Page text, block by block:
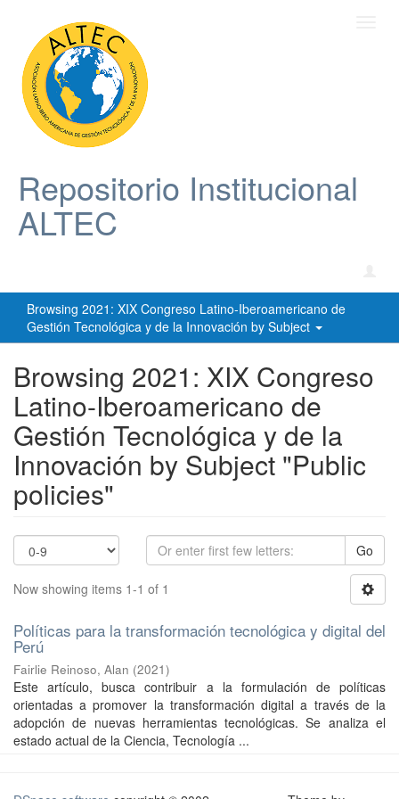
Repositorio Institucional
ALTEC
Browsing 2021: XIX Congreso Latino-Iberoamericano de
Gestión Tecnológica y de la Innovación by Subject
Browsing 2021: XIX Congreso
Latino-Iberoamericano de
Gestión Tecnológica y de la
Innovación by Subject "Public
policies"
Go
Now showing items 1-1 of 1
Políticas para la transformación tecnológica y digital del
Perú
Fairlie Reinoso, Alan (2021)
Este artículo, busca contribuir a la formulación de políticas
orientadas a promover la transformación digital a través de la
adopción de nuevas herramientas tecnológicas. Se analiza el
estado actual de la Ciencia, Tecnología ...